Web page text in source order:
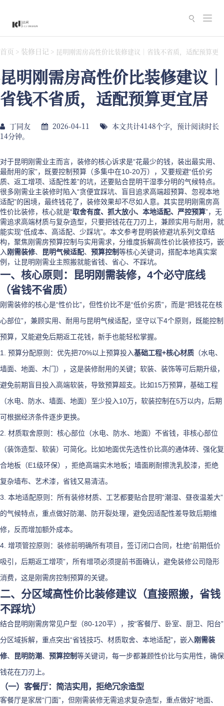
切
换
导
航
首页 > 装修日记 > 昆明刚需房高性价比装修建议｜省钱不省质，适配预算更
宜居
昆明刚需房高性价比装修建议｜
省钱不省质，适配预算更宜居
丁同友 2026-04-11
本文共计4148个字，预计阅读时长
14分钟。
对于昆明刚需业主而言，装修的核心诉求是“花最少的钱，装出最实用、
最耐用的家”，既要控制预算（多集中在10-20万），又要规避“低价劣
质、返工增项、适配性差”的坑，还要贴合昆明干湿季分明的气候特点。
很多刚需业主装修时陷入“贪便宜踩坑、盲目追求高端超预算、忽视本地
适配”的困境，最终钱花了，装修效果却不尽如人意。其实昆明刚需房高
性价比装修，核心就是“取舍有度、抓大放小、本地适配、严控预算”，无
需追求高端材质与复杂造型，只要把钱花在刀刃上，兼顾实用与耐用，就
能实现“低成本、高适配、少踩坑”。本文参考昆明装修避坑系列文章结
构，聚焦刚需房预算控制与实用需求，分维度拆解高性价比装修技巧，嵌
入 刚需装修、 昆明气候适配、 预算控制等核心关键词，搭配本地真实案
例，让昆明刚需业主照搬就能省钱、省心、不踩坑。
一、核心原则：昆明刚需装修，4个必守底线
（省钱不省质）
刚需装修的核心是“性价比”，但性价比不是“低价劣质”，而是“把钱花在核
心部位”，兼顾实用、耐用与昆明气候适配，坚守以下4个原则，既能控制
预算，又能避免后期返工花钱，新手也能轻松掌握。
1. 预算分配原则：优先把70%以上预算投入基础工程+核心材质 （水电、
墙面、地面、木门），这是装修耐用的关键；软装、装饰等可后期升级，
避免前期盲目投入高端软装，导致预算超支。比如15万预算，基础工程
（水电、防水、墙面、地面）至少投入10万，软装控制在5万以内，后期
可根据经济条件逐步更换。
2. 材质取舍原则：核心部位（水电、防水、地面）不省钱，非核心部位
（装饰造型、软装）可简化。比如地面优先选性价比高的通体砖、强化复
合地板（E1级环保），拒绝高端实木地板；墙面刷耐擦洗乳胶漆，拒绝
复杂墙布、艺术漆，省钱又易清洁。
3. 本地适配原则：所有装修材质、工艺都要贴合昆明“潮湿、昼夜温差大”
的气候特点，重点做好防潮、防开裂处理，避免因适配性差导致后期维
修，反而增加额外成本。
4. 增项管控原则：装修前明确所有项目，签订闭口合同，杜绝“前期低价
吸引，后期返工增项”，所有增项必须提前书面确认，避免装修公司隐形
消费，这是刚需房控制预算的关键。
二、分区域高性价比装修建议（直接照搬，省钱
不踩坑）
结合昆明刚需房常见户型（80-120平），按“客餐厅、卧室、厨卫、阳台”
分区域拆解，重点突出“省钱技巧、材质取舍、本地适配”，嵌入 刚需装
修、 昆明防潮、 预算控制等关键词，每一步都兼顾性价比与实用性，确保
钱花在刀刃上。
（一）客餐厅：简洁实用，拒绝冗余造型
客餐厅是家居“门面”，但刚需装修无需追求复杂造型，重点做好“地面、